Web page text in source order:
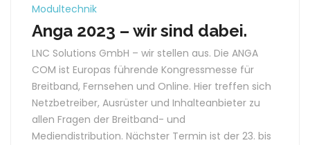
Modultechnik
Anga 2023 – wir sind dabei.
LNC Solutions GmbH – wir stellen aus. Die ANGA
COM ist Europas führende Kongressmesse für
Breitband, Fernsehen und Online. Hier treffen sich
Netzbetreiber, Ausrüster und Inhalteanbieter zu
allen Fragen der Breitband- und
Mediendistribution. Nächster Termin ist der 23. bis